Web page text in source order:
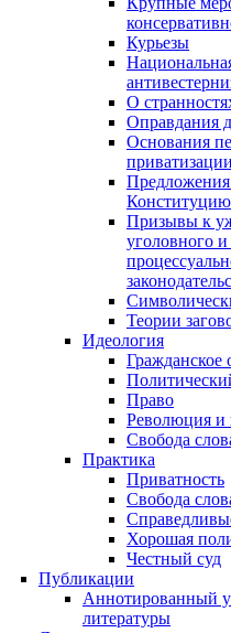
Курьезы
О
Оправдания
Основания
приватизации
Предложения
Призывы к
уголовного
Теории
Идеология
Гражданское
Право
Революция и
Свобода
Практика
Приватность
Свобода
Хорошая
Честный суд
Публикации
Аннотированный
литературы